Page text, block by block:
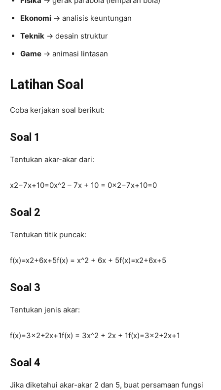
Ekonomi → analisis keuntungan
Teknik → desain struktur
Game → animasi lintasan
Latihan Soal
Coba kerjakan soal berikut:
Soal 1
Tentukan akar-akar dari:
x2−7x+10=0x^2 – 7x + 10 = 0x2−7x+10=0
Soal 2
Tentukan titik puncak:
f(x)=x2+6x+5f(x) = x^2 + 6x + 5f(x)=x2+6x+5
Soal 3
Tentukan jenis akar:
f(x)=3×2+2x+1f(x) = 3x^2 + 2x + 1f(x)=3x2+2x+1
Soal 4
Jika diketahui akar-akar 2 dan 5, buat persamaan fungsi